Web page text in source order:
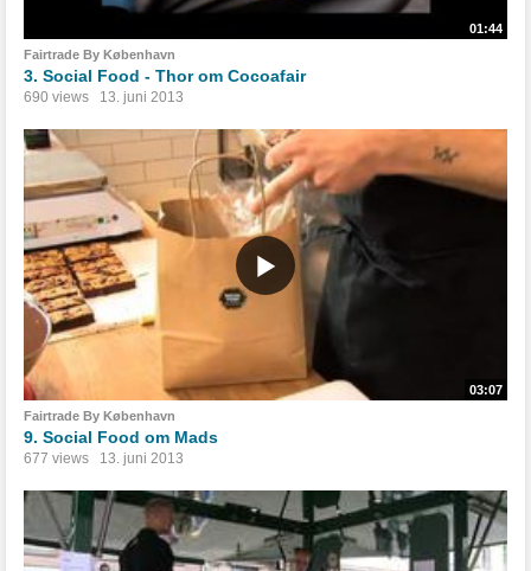
01:44
Fairtrade By København
3. Social Food - Thor om Cocoafair
690 views 13. juni 2013
03:07
Fairtrade By København
9. Social Food om Mads
677 views 13. juni 2013